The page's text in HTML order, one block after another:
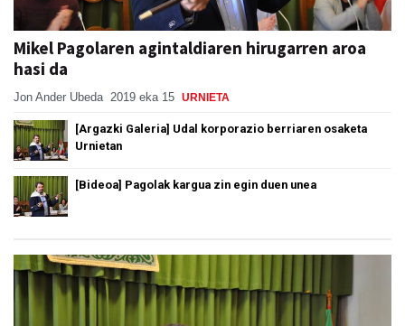
Mikel Pagolaren agintaldiaren hirugarren aroa
hasi da
Jon Ander Ubeda 2019 eka 15 URNIETA
[Argazki Galeria] Udal korporazio berriaren osaketa
Urnietan
[Bideoa] Pagolak kargua zin egin duen unea